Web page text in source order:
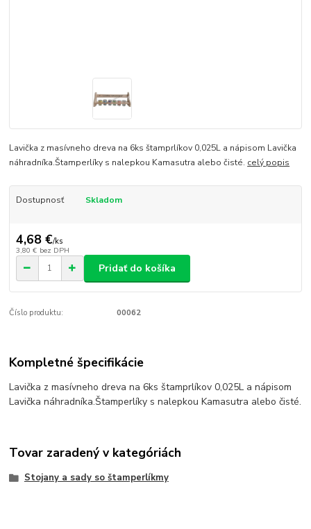
Lavička z masívneho dreva na 6ks štamprlíkov 0,025L a nápisom Lavička
náhradníka.Štamperlíky s nalepkou Kamasutra alebo čisté. celý popis
Dostupnosť Skladom
4,68 €/ks
3,80 € bez DPH
Pridať do košíka
Číslo produktu: 00062
Kompletné špecifikácie
Lavička z masívneho dreva na 6ks štamprlíkov 0,025L a nápisom
Lavička náhradníka.Štamperlíky s nalepkou Kamasutra alebo čisté.
Tovar zaradený v kategóriách
Stojany a sady so štamperlíkmy